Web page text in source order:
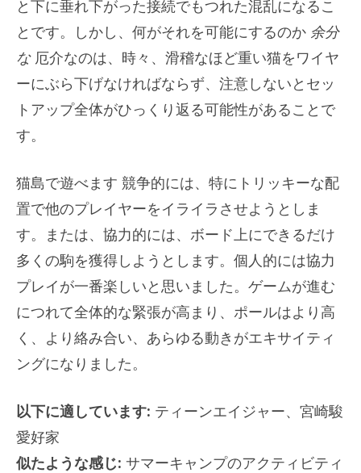
と下に垂れ下がった接続でもつれた混乱になるこ
とです。しかし、何がそれを可能にするのか 余分
な 厄介なのは、時々、滑稽なほど重い猫をワイヤ
ーにぶら下げなければならず、注意しないとセッ
トアップ全体がひっくり返る可能性があることで
す。
猫島で遊べます 競争的には、特にトリッキーな配
置で他のプレイヤーをイライラさせようとしま
す。または、協力的には、ボード上にできるだけ
多くの駒を獲得しようとします。個人的には協力
プレイが一番楽しいと思いました。ゲームが進む
につれて全体的な緊張が高まり、ポールはより高
く、より絡み合い、あらゆる動きがエキサイティ
ングになりました。
以下に適しています: ティーンエイジャー、宮崎駿
愛好家
似たような感じ: サマーキャンプのアクティビティ